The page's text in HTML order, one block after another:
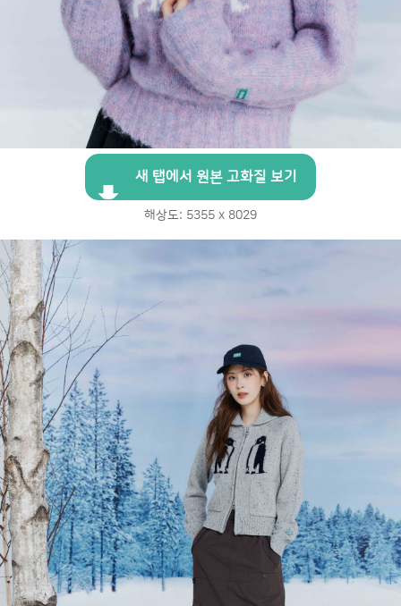
새 탭에서 원본 고화질 보기
해상도: 5355 x 8029